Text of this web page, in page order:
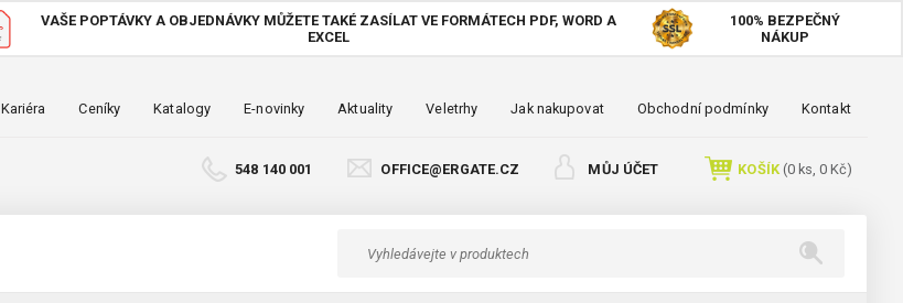
VAŠE POPTÁVKY A OBJEDNÁVKY MŮŽETE TAKÉ ZASÍLAT VE FORMÁTECH PDF, WORD A
EXCEL
100% BEZPEČNÝ
NÁKUP
Kariéra Ceníky Katalogy E-novinky Aktuality Veletrhy Jak nakupovat Obchodní podmínky Kontakt
548 140 001 OFFICE@ERGATE.CZ MŮJ ÚČET KOŠÍK(0ks, 0 Kč)